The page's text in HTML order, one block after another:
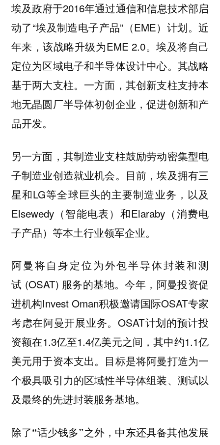
埃及政府于2016年通过通信和信息技术部启
动了“埃及制造电子产品”（EME）计划。近
年来，该战略升级为EME 2.0。埃及将自己
定位为区域电子和半导体设计中心。其战略
基于两大支柱。一方面，其创新支柱支持本
地无晶圆厂半导体初创企业，促进创新和产
品开发。
另一方面，其制造业支柱鼓励劳动密集型电
子制造业创造就业机会。目前，埃及拥有三
星和LG等全球巨头的主要制造业务，以及
Elsewedy（智能电表）和Elaraby（消费电
子产品）等本土行业领军企业。
阿曼将自身定位为外包半导体封装和测
试 (OSAT) 服务的基地。今年，阿曼投资促
进机构Invest Oman积极邀请国际OSAT专家
考虑在阿曼开展业务。OSAT计划的预计投
资额在1.3亿至1.4亿美元之间，其中约1.1亿
美元用于资本支出。目标是将阿曼打造为一
个极具吸引力的区域性半导体组装、测试以
及最终的先进封装服务基地。
除了“话少钱多”之外，中东还具备其他发展